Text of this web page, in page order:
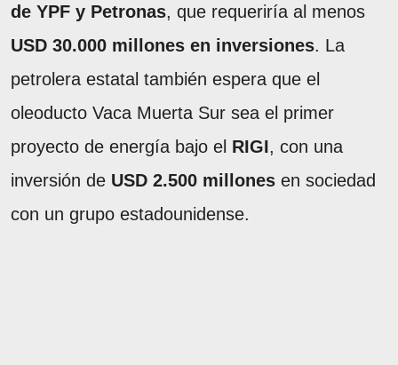
de YPF y Petronas, que requeriría al menos
USD 30.000 millones en inversiones. La
petrolera estatal también espera que el
oleoducto Vaca Muerta Sur sea el primer
proyecto de energía bajo el RIGI, con una
inversión de USD 2.500 millones en sociedad
con un grupo estadounidense.